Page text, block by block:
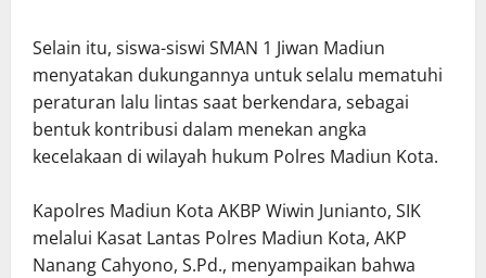
Selain itu, siswa-siswi SMAN 1 Jiwan Madiun
menyatakan dukungannya untuk selalu mematuhi
peraturan lalu lintas saat berkendara, sebagai
bentuk kontribusi dalam menekan angka
kecelakaan di wilayah hukum Polres Madiun Kota.
Kapolres Madiun Kota AKBP Wiwin Junianto, SIK
melalui Kasat Lantas Polres Madiun Kota, AKP
Nanang Cahyono, S.Pd., menyampaikan bahwa